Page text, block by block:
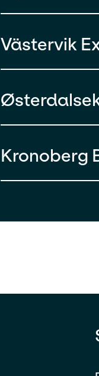
Västervik
Kronoberg